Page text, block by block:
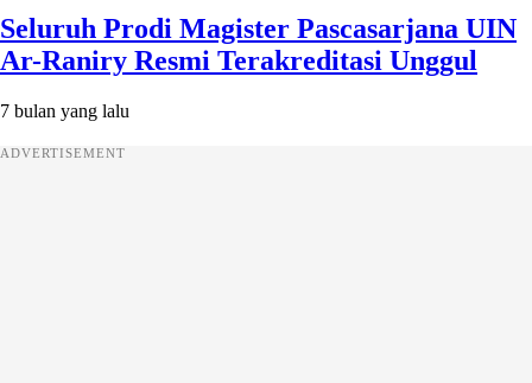
Seluruh Prodi Magister Pascasarjana UIN
Ar-Raniry Resmi Terakreditasi Unggul
7 bulan yang lalu
ADVERTISEMENT